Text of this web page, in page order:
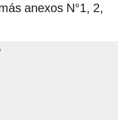
anexos N°1, 2,